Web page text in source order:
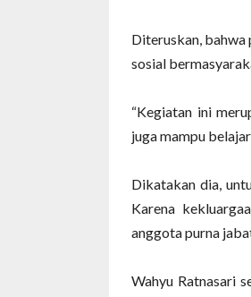
Diteruskan, bahwa
sosial
“Kegiatan ini
juga mampu
Dikatakan dia,
Karena
anggota purna
Wahyu Ratnasari